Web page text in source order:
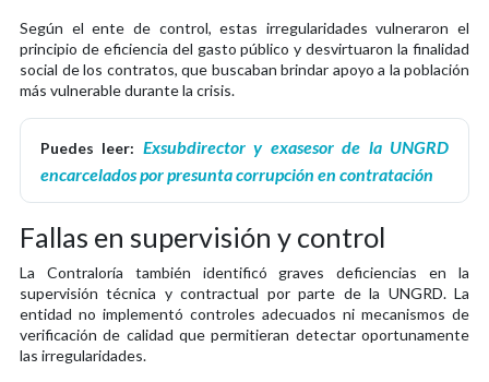
Según el ente de control, estas irregularidades vulneraron el
principio de eficiencia del gasto público y desvirtuaron la finalidad
social de los contratos, que buscaban brindar apoyo a la población
más vulnerable durante la crisis.
Puedes leer: Exsubdirector y exasesor de la UNGRD
encarcelados por presunta corrupción en contratación
Fallas en supervisión y control
La Contraloría también identificó graves deficiencias en la
supervisión técnica y contractual por parte de la UNGRD. La
entidad no implementó controles adecuados ni mecanismos de
verificación de calidad que permitieran detectar oportunamente
las irregularidades.